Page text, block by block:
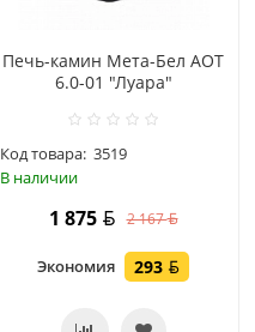
Печь-камин Мета-Бел АОТ
6.0-01 "Луара"
Код товара: 3519
В наличии
1 875 2 167
Экономия 293